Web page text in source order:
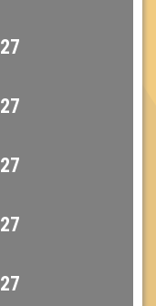
27
27
27
27
27